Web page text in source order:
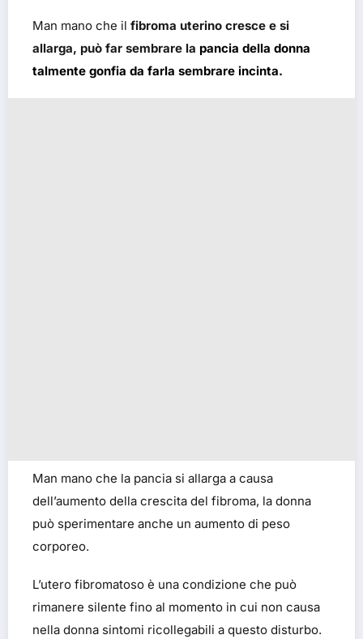
Man mano che il fibroma uterino cresce e si
allarga, può far sembrare la pancia della donna
talmente gonfia da farla sembrare incinta.
Man mano che la pancia si allarga a causa
dell’aumento della crescita del fibroma, la donna
può sperimentare anche un aumento di peso
corporeo.
L’utero fibromatoso è una condizione che può
rimanere silente fino al momento in cui non causa
nella donna sintomi ricollegabili a questo disturbo.